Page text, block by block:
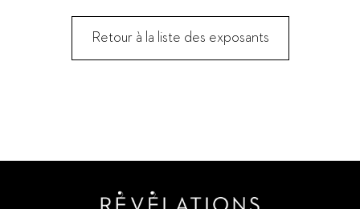
Retour à la liste des exposants